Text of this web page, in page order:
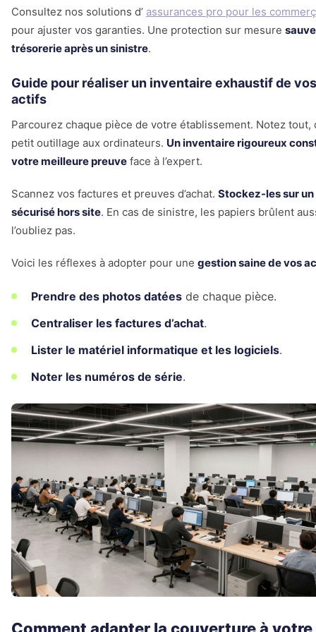
Consultez nos solutions d’ assurances pro pour les
pour ajuster vos garanties. Une protection sur mesure
trésorerie après un sinistre.
Guide pour réaliser un inventaire exhaustif de vos
actifs
Parcourez chaque pièce de votre établissement. Notez tout,
petit outillage aux ordinateurs. Un inventaire rigoureux
votre meilleure preuve face à l’expert.
Scannez vos factures et preuves d’achat. Stockez-les sur
sécurisé hors site. En cas de sinistre, les papiers brûlent
l’oubliez pas.
Voici les réflexes à adopter pour une gestion saine de vos
Prendre des photos datées de chaque pièce.
Centraliser les factures d’achat.
Lister le matériel informatique et les logiciels.
Noter les numéros de série.